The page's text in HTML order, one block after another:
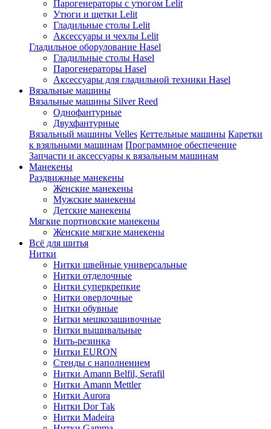
Парогенераторы с утюгом Lelit
Утюги и щетки Lelit
Гладильные столы Lelit
Аксессуары и чехлы Lelit
Гладильное оборулование Hasel
Гладильные столы Hasel
Парогенераторы Hasel
Аксессуары для гладильной техники Hasel
Вязальные машины
Вязальные машины Silver Reed
Однофантурные
Двухфантурные
Вязальный машины Velles Кеттельные машины Каретки
к взяльными машинам Программное обеспечение
Запчасти и аксессуары к вязальным машинам
Манекены
Раздвижные манекены
Женские манекены
Мужские манекены
Детские манекены
Мягкие портновские манекены
Женские мягкие манекены
Всё для шитья
Нитки
Нитки швейные универсальные
Нитки отделочные
Нитки суперкрепкие
Нитки оверлочные
Нитки обувные
Нитки мешкозашивочные
Нитки вышивальные
Нить-резинка
Нитки EURON
Стенды с наполнением
Нитки Amann Belfil, Serafil
Нитки Amann Mettler
Нитки Aurora
Нитки Dor Tak
Нитки Madeira